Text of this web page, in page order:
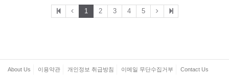
1 2 3 4 5
About Us 이용약관 개인정보 취급방침 이메일 무단수집거부 Contact Us